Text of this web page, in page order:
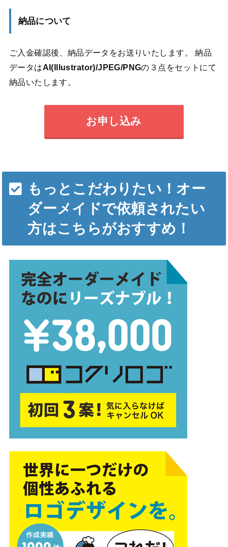
納品について
ご入金確認後、納品データをお送りいたします。 納品
データはAI(Illustrator)/JPEG/PNGの３点をセットにて
納品いたします。
お申し込み
もっとこだわりたい！オー
ダーメイドで依頼されたい
方はこちらがおすすめ！